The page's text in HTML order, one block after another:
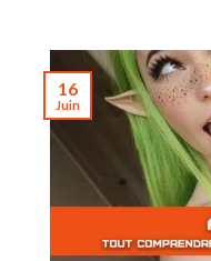
16
Juin